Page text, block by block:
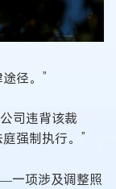
径。”
司违背该裁
强制执行。”
一项涉及调整照